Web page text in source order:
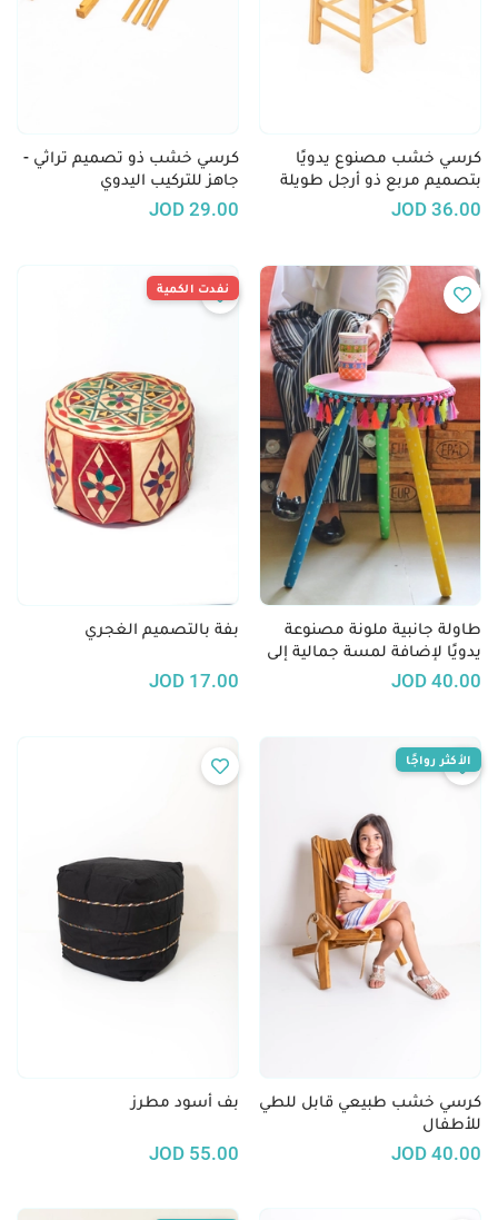
كرسي خشب مصنوع يدويًا
بتصميم مربع ذو أرجل طويلة
36.00
JOD
كرسي خشب ذو تصميم تراثي -
جاهز للتركيب اليدوي
29.00
JOD
طاولة جانبية ملونة مصنوعة
يدويًا لإضافة لمسة جمالية إلى
منزلك
40.00
JOD
بفة بالتصميم الغجري
17.00
JOD
نفدت الكمية
كرسي خشب طبيعي قابل للطي
للأطفال
40.00
JOD
الأكثر رواجًا
بف أسود مطرز
55.00
JOD